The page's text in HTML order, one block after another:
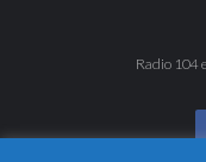
Radio 104